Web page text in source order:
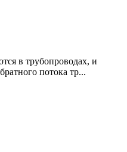
в трубопроводах, и
потока тр...